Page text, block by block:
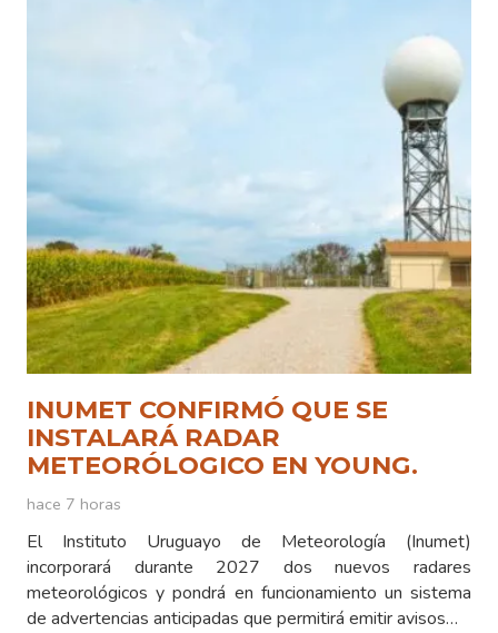
INUMET CONFIRMÓ QUE SE
INSTALARÁ RADAR
METEORÓLOGICO EN YOUNG.
hace 7 horas
El Instituto Uruguayo de Meteorología (Inumet)
incorporará durante 2027 dos nuevos radares
meteorológicos y pondrá en funcionamiento un sistema
de advertencias anticipadas que permitirá emitir avisos…